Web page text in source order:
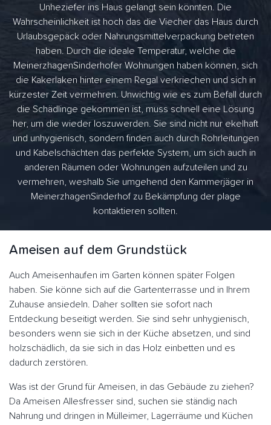
Unheziefer ins Haus gelangt sein könnten. Die
Wahrscheinlichkeit ist hoch das die Viecher das Haus durch
Urlaubsgepäck oder Nahrungsmittelverpackung betreten
haben. Durch die ideale Temperatur, welche die
MeinerzhagenSinderhofer Wohnungen haben können, sich
die Kakerlaken hinter einem Regal verkriechen und sich in
kürzester Zeit vermehren. Unwichtig wie es zum Befall durch
die Schädlinge gekommen ist, muss schnell eine Lösung
her, um die wieder loszuwerden. Sie sind nicht nur ekelhaft
und unhygienisch, sondern finden auch durch Rohrleitungen
und Kabelschächten das perfekte System, um sich auch in
anderen Räumen oder Wohnungen aufzuteilen und zu
vermehren, weshalb Sie umgehend den Kammerjäger in
MeinerzhagenSinderhof zu Bekämpfung der plage
kontaktieren sollten.
Ameisen auf dem Grundstück
Auch Ameisenhaufen im Garten können später Folgen
haben. Sie könne sich auf die Gartenterrasse und in Ihrem
Zuhause ansiedeln. Daher sollten sie sofort nach
Entdeckung beseitigt werden. Sie sind sehr unhygienisch,
besonders wenn sie sich in der Küche absetzen, und sind
holzschädlich, da sie sich in das Holz einbetten und es
dadurch zerstören.
Was ist der Grund für Ameisen, in das Gebäude zu ziehen?
Da Ameisen Allesfresser sind, suchen sie ständig nach
Nahrung und dringen in Mülleimer, Lagerräume und Küchen